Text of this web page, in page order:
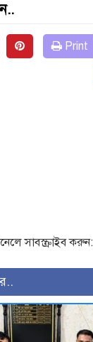
Print
সাবস্ক্রাইব করুন: